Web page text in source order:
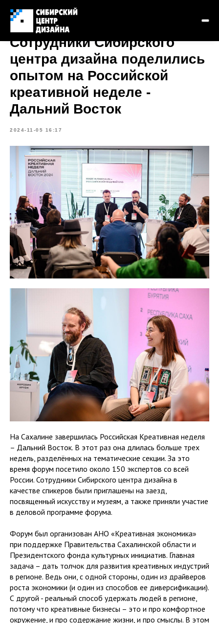
Сотрудники Сибирского
центра дизайна поделились
опытом на Российской
креативной неделе -
Дальний Восток
2024-11-05 16:17
На Сахалине завершилась Российская Креативная неделя
– Дальний Восток. В этот раз она длилась больше трех
недель, разделённых на тематические секции. За это
время форум посетило около 150 экспертов со всей
России. Сотрудники Сибирского центра дизайна в
качестве спикеров были приглашены на заезд,
посвященный искусству и музеям, а также приняли участие
в деловой программе форума.
Форум был организован АНО «Креативная экономика»
при поддержке Правительства Сахалинской области и
Президентского фонда культурных инициатив. Главная
задача – дать толчок для развития креативных индустрий
в регионе. Ведь они, с одной стороны, один из драйверов
роста экономики (и один из способов ее диверсификации).
С другой - реальный способ удержать людей в регионе,
потому что креативные бизнесы – это и про комфортное
окружение, и про содержание жизни, и про смыслы. В этом